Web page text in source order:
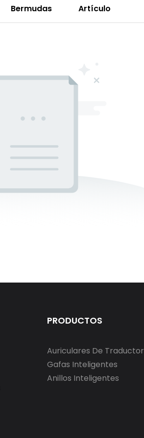
Bermudas Artículo
PRODUCTOS
Auriculares De Traductor
Gafas Inteligentes
Anillos Inteligentes